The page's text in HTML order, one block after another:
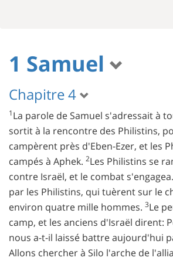
1 Samuel
Chapitre 4
1La parole de Samuel s'adressait à
sortit à la rencontre des Philistins,
campèrent près d'Eben-Ezer, et les
campés à Aphek. 2Les Philistins se
contre Israël, et le combat
par les Philistins, qui tuèrent sur le
environ quatre mille hommes. 3Le
camp, et les anciens d'Israël dirent:
nous a-t-il laissé battre aujourd'hui
Allons chercher à Silo l'arche de